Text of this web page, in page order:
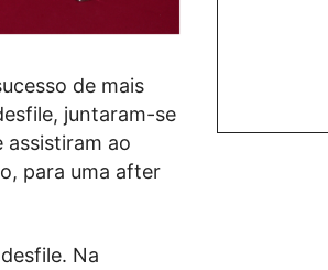
de mais
juntaram-se
assistiram ao
para uma after
Na